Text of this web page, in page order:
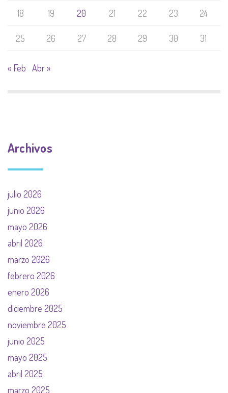
18 19 20 21 22 23 24
25 26 27 28 29 30 31
« Feb Abr »
Archivos
julio 2026
junio 2026
mayo 2026
abril 2026
marzo 2026
febrero 2026
enero 2026
diciembre 2025
noviembre 2025
junio 2025
mayo 2025
abril 2025
marzo 2025